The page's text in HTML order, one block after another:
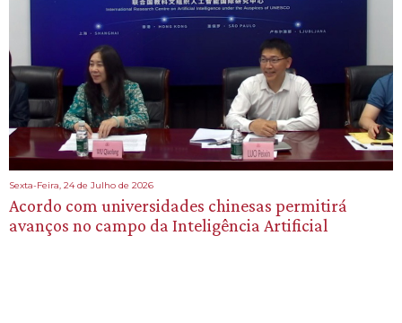
Sexta-Feira, 24 de Julho de 2026
Acordo com universidades chinesas permitirá
avanços no campo da Inteligência Artificial